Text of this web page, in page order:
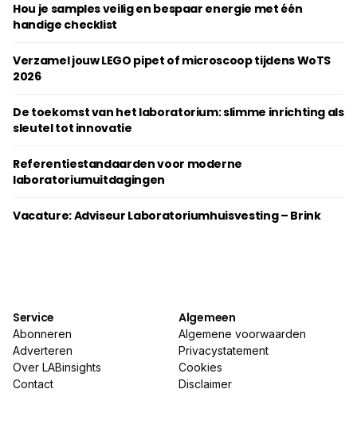
Hou je samples veilig en bespaar energie met één
handige checklist
Verzamel jouw LEGO pipet of microscoop tijdens WoTS
2026
De toekomst van het laboratorium: slimme inrichting als
sleutel tot innovatie
Referentiestandaarden voor moderne
laboratoriumuitdagingen
Vacature: Adviseur Laboratoriumhuisvesting – Brink
Service
Abonneren
Adverteren
Over LABinsights
Contact
Algemeen
Algemene voorwaarden
Privacystatement
Cookies
Disclaimer